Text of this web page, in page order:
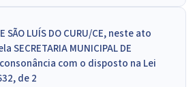
SÃO LUÍS DO CURU/CE, neste ato
SECRETARIA MUNICIPAL DE
consonância com o disposto na Lei
de 2